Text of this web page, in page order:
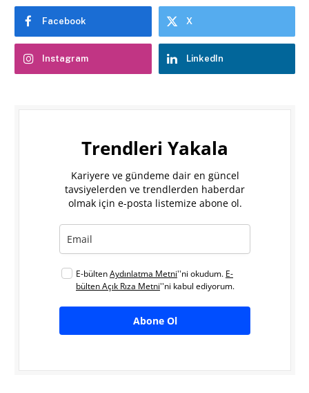
Facebook X
Instagram LinkedIn
Trendleri Yakala
Kariyere ve gündeme dair en güncel
tavsiyelerden ve trendlerden haberdar
olmak için e-posta listemize abone ol.
E-bültenAydınlatma Metni''ni okudum. E-
bülten Açık Rıza Metni''ni kabul ediyorum.
Abone Ol